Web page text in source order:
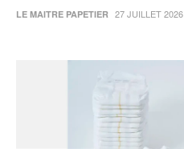
LE MAITRE PAPETIER 27 JUILLET 2026